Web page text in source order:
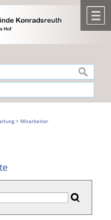
springen.
suchen
> Mitarbeiter